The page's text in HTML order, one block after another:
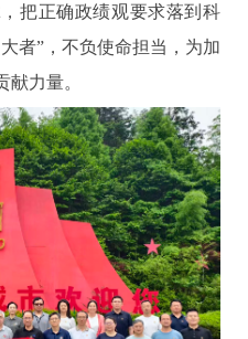
把正确政绩观要求落到科
者”，不负使命担当，为加
力量。